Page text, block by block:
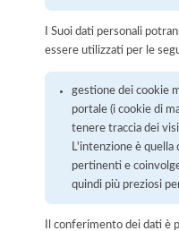
I Suoi dati personali
essere utilizzati per le
gestione dei cookie
portale (i cookie di
tenere traccia dei
L'intenzione è
pertinenti e
quindi più preziosi
Il conferimento dei dati è